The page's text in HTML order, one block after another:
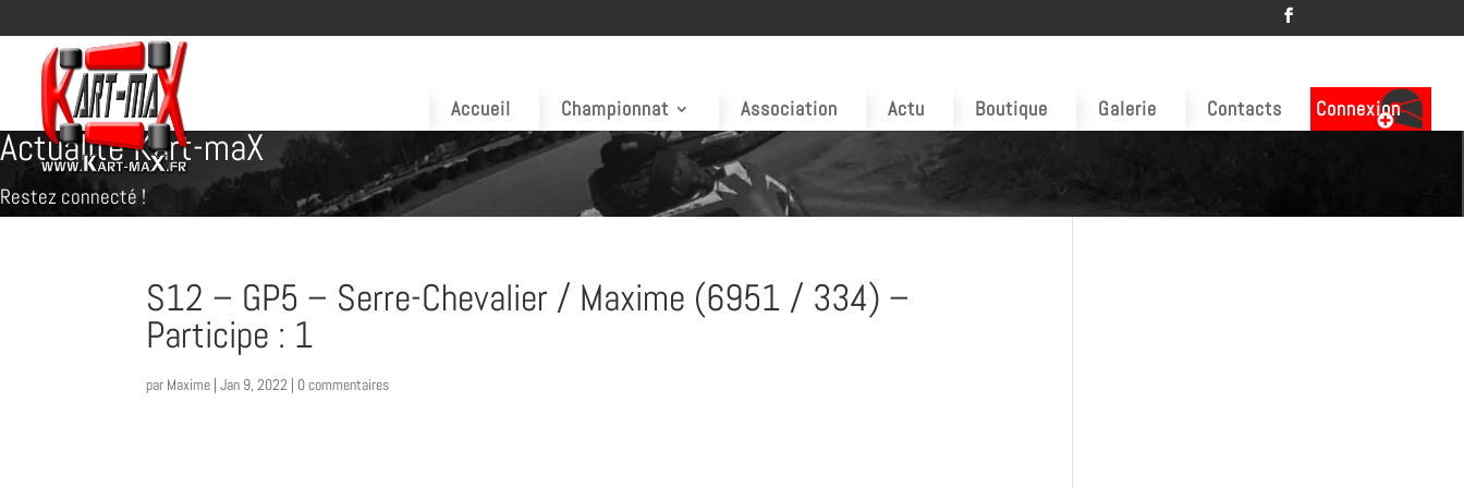
Accueil Championnat Association Actu Boutique Galerie Contacts Connexion
Actualité Kart-maX
Restez connecté !
S12 – GP5 – Serre-Chevalier / Maxime (6951 / 334) –
Participe : 1
par Maxime |Jan 9, 2022 | 0 commentaires